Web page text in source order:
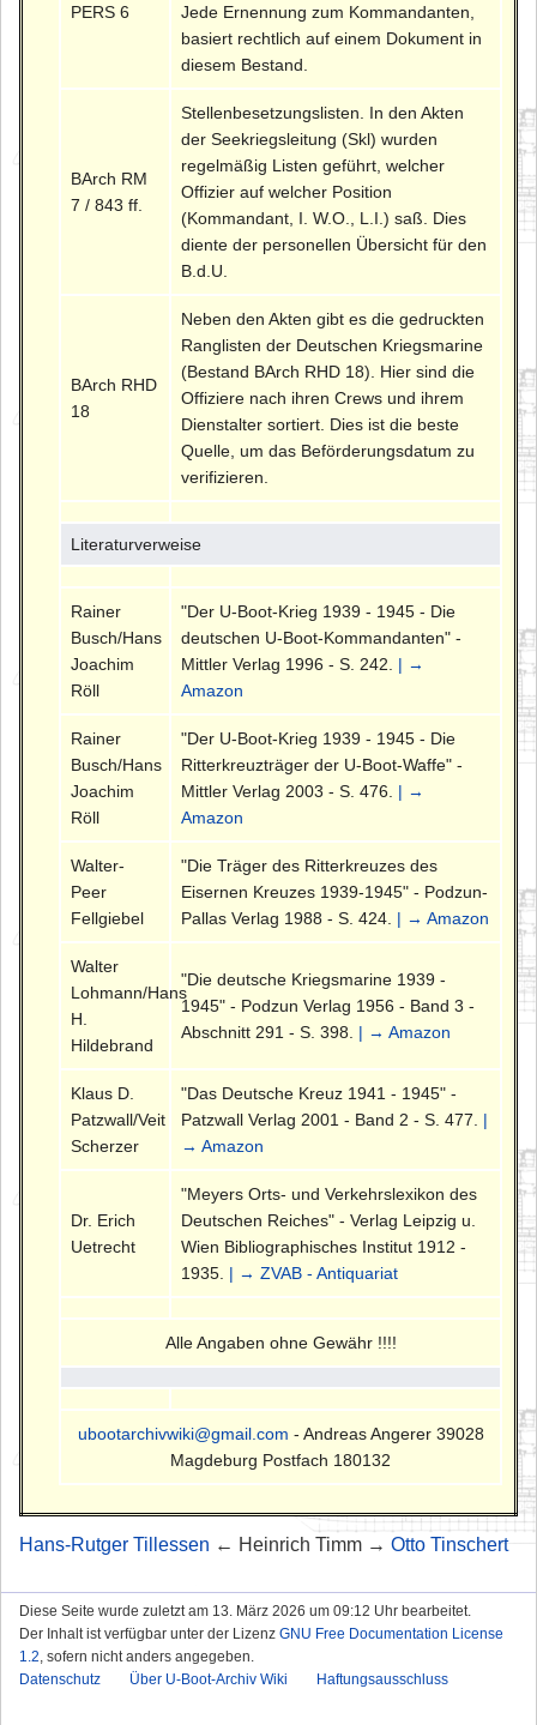
PERS 6
Jede Ernennung zum Kommandanten,
basiert rechtlich auf einem Dokument in
diesem Bestand.
BArch RM
7 / 843 ff.
Stellenbesetzungslisten. In den Akten
der Seekriegsleitung (Skl) wurden
regelmäßig Listen geführt, welcher
Offizier auf welcher Position
(Kommandant, I. W.O., L.I.) saß. Dies
diente der personellen Übersicht für den
B.d.U.
BArch RHD
18
Neben den Akten gibt es die gedruckten
Ranglisten der Deutschen Kriegsmarine
(Bestand BArch RHD 18). Hier sind die
Offiziere nach ihren Crews und ihrem
Dienstalter sortiert. Dies ist die beste
Quelle, um das Beförderungsdatum zu
verifizieren.
Literaturverweise
Rainer
Busch/Hans
Joachim
Röll
"Der U-Boot-Krieg 1939 - 1945 - Die
deutschen U-Boot-Kommandanten" -
Mittler Verlag 1996 - S. 242. | →
Amazon
Rainer
Busch/Hans
Joachim
Röll
"Der U-Boot-Krieg 1939 - 1945 - Die
Ritterkreuzträger der U-Boot-Waffe" -
Mittler Verlag 2003 - S. 476. | →
Amazon
Walter-
Peer
Fellgiebel
"Die Träger des Ritterkreuzes des
Eisernen Kreuzes 1939-1945" - Podzun-
Pallas Verlag 1988 - S. 424. | → Amazon
Walter
Lohmann/Hans
H.
Hildebrand
"Die deutsche Kriegsmarine 1939 -
1945" - Podzun Verlag 1956 - Band 3 -
Abschnitt 291 - S. 398. | → Amazon
Klaus D.
Patzwall/Veit
Scherzer
"Das Deutsche Kreuz 1941 - 1945" -
Patzwall Verlag 2001 - Band 2 - S. 477. |
→ Amazon
Dr. Erich
Uetrecht
"Meyers Orts- und Verkehrslexikon des
Deutschen Reiches" - Verlag Leipzig u.
Wien Bibliographisches Institut 1912 -
1935. | → ZVAB - Antiquariat
Alle Angaben ohne Gewähr !!!!
ubootarchivwiki@gmail.com - Andreas Angerer 39028
Magdeburg Postfach 180132
Hans-Rutger Tillessen ← Heinrich Timm → Otto Tinschert
Diese Seite wurde zuletzt am 13. März 2026 um 09:12 Uhr bearbeitet.
Der Inhalt ist verfügbar unter der Lizenz GNU Free Documentation License
1.2, sofern nicht anders angegeben.
Datenschutz
Über U-Boot-Archiv Wiki Haftungsausschluss